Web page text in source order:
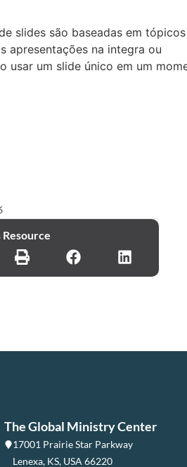
slides são baseadas em
apresentações na integra ou
usar um slide único em um
The Global Ministry Center
17001 Prairie Star Parkway
Lenexa, KS, USA 66220